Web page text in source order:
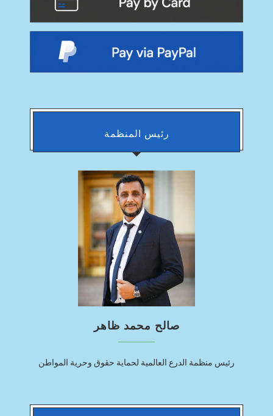
رئيس المنظمة
صالح محمد ظاهر
رئيس منظمة الدرع العالمية لحماية حقوق وحرية المواطن